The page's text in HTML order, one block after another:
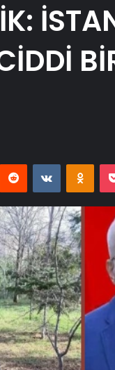
Reddit VKontakte